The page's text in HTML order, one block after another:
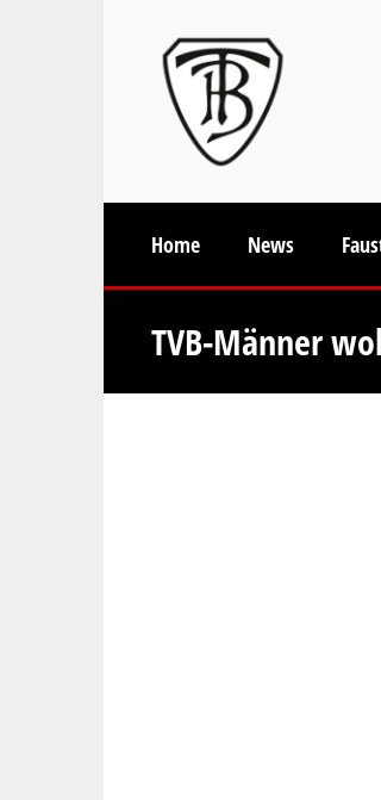
Home News
TVB-Männer